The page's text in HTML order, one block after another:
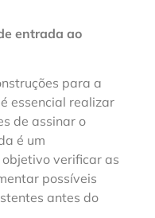
entrada ao
para a
essencial realizar
de assinar o
é um
verificar as
possíveis
antes do